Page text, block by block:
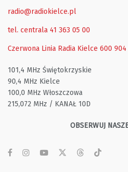
radio@radiokielce.pl
tel. centrala 41 363 05 00
Czerwona Linia Radia Kielce 600 904
101,4 MHz Świętokrzyskie
90,4 MHz Kielce
100,0 MHz Włoszczowa
215,072 MHz / KANAŁ 10D
OBSERWUJ